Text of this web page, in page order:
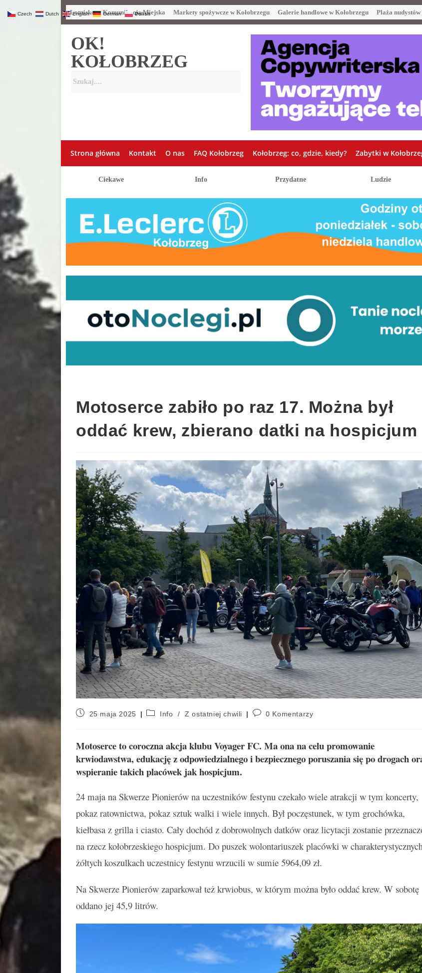
Lotnisko Komunikacja Miejska Markety spożywcze w Kołobrzegu Galerie handlowe w Kołobrzegu Plaża
OK!
KOŁOBRZEG
Strona główna Kontakt O nas FAQ Kołobrzeg Kołobrzeg: co, gdzie, kiedy? Zabytki w
Ciekawe Info Przydatne Ludzie
Motoserce zabiło po raz 17. Można był
oddać krew, zbierano datki na hospicjum
25 maja 2025 Info / Z ostatniej chwili 0 Komentarzy
Motoserce to coroczna akcja klubu Voyager FC. Ma ona na celu promowanie
krwiodawstwa, edukację z odpowiedzialnego i bezpiecznego poruszania się po drogach
wspieranie takich placówek jak hospicjum.
24 maja na Skwerze Pionierów na uczestników festynu czekało wiele atrakcji w tym koncerty,
pokaz ratownictwa, pokaz sztuk walki i wiele innych. Był poczęstunek, w tym grochówka,
kiełbasa z grilla i ciasto. Cały dochód z dobrowolnych datków oraz licytacji zostanie
na rzecz kołobrzeskiego hospicjum. Do puszek wolontariuszek placówki w
żółtych koszulkach uczestnicy festynu wrzucili w sumie 5964,09 zł.
Na Skwerze Pionierów zaparkował też krwiobus, w którym można było oddać krew. W sobotę
oddano jej 45,9 litrów.
Czech Dutch English German Polish